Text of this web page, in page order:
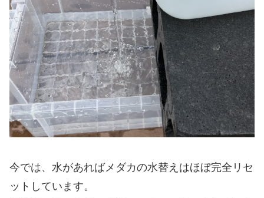
今では、水があればメダカの水替えはほぼ完全リセ
ットしています。